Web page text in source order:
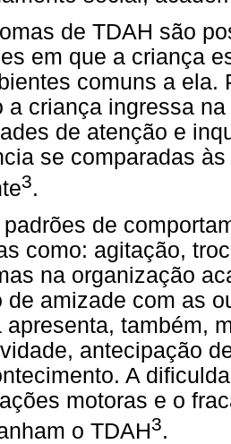
de TDAH são
em que a criança
comuns a ela.
a criança ingressa
de atenção e
se comparadas
3.
de
como: agitação,
na organização
de amizade com as
apresenta, também,
antecipação
A
motoras e o
o TDAH3.